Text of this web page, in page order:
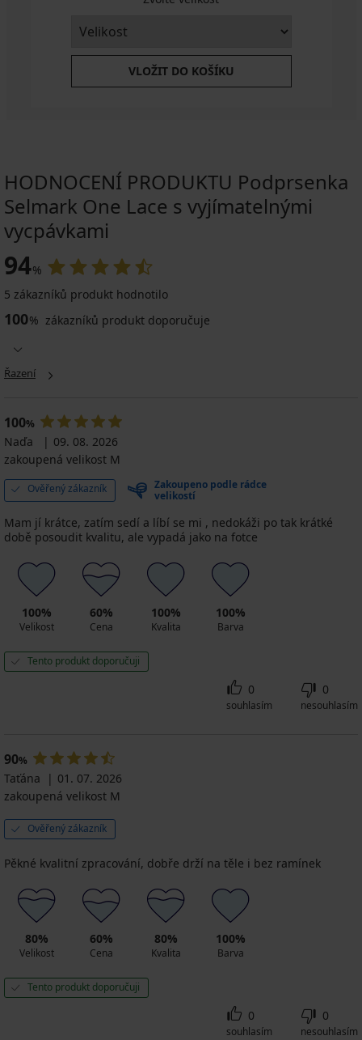
VLOŽIT DO KOŠÍKU
HODNOCENÍ PRODUKTU Podprsenka
Selmark One Lace s vyjímatelnými
vycpávkami
94%
5 zákazníků produkt hodnotilo
100% zákazníků produkt doporučuje
Řazení
100%
Naďa
09. 08. 2026
zakoupená velikost M
Ověřený zákazník
Zakoupeno podle rádce
velikostí
Mam jí krátce, zatím sedí a líbí se mi , nedokáži po tak krátké
době posoudit kvalitu, ale vypadá jako na fotce
100%
Velikost
60%
Cena
100%
Kvalita
100%
Barva
Tento produkt doporučuji
0
souhlasím
0
nesouhlasím
90%
Taťána
01. 07. 2026
zakoupená velikost M
Ověřený zákazník
Pěkné kvalitní zpracování, dobře drží na těle i bez ramínek
80%
Velikost
60%
Cena
80%
Kvalita
100%
Barva
Tento produkt doporučuji
0
souhlasím
0
nesouhlasím